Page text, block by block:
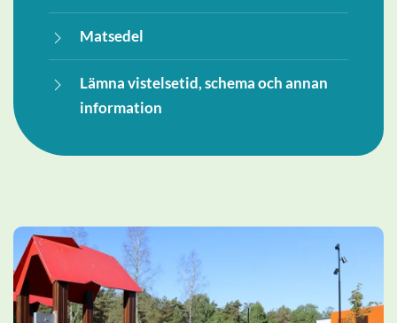
Matsedel
Lämna vistelsetid, schema och annan
information